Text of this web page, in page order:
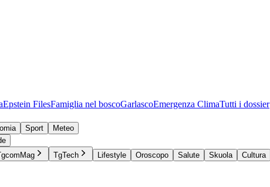
Epstein FilesFamiglia nel boscoGarlascoEmergenza ClimaTutti i dossier
Sport
Meteo
TgTech Lifestyle Oroscopo Salute Skuola Cultura